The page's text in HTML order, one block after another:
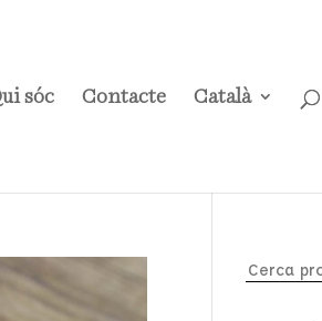
sóc Contacte Català
Cerca: